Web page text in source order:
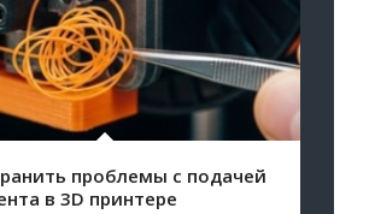
проблемы с подачей
в 3D принтере